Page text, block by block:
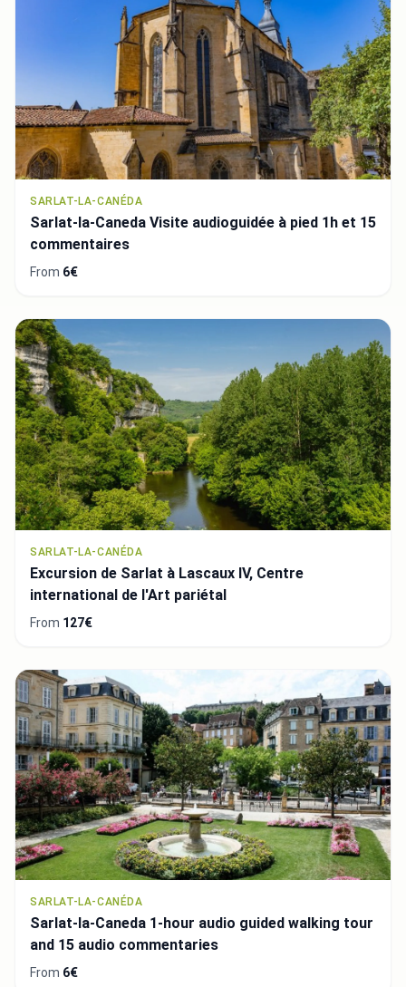
SARLAT-LA-CANÉDA
Sarlat-la-Caneda Visite audioguidée à pied 1h et 15
commentaires
From 6€
SARLAT-LA-CANÉDA
Excursion de Sarlat à Lascaux IV, Centre
international de l'Art pariétal
From 127€
SARLAT-LA-CANÉDA
Sarlat-la-Caneda 1-hour audio guided walking tour
and 15 audio commentaries
From 6€